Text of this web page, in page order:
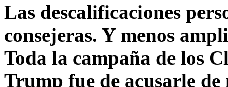
Las descalificaciones
consejeras. Y menos
Toda la campaña de los
Trump fue de acusarle